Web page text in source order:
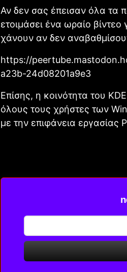
Αν δεν σας έπεισαν όλα τα
ετοιμάσει ένα ωραίο
χάνουν αν δεν
https://
a23b-24d08201a9e3
Επίσης, η κοινότητα του
όλους τους χρήστες των
με την επιφάνεια εργασίας